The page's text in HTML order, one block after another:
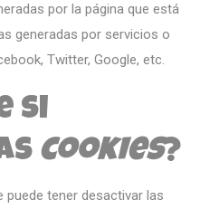
por la página que está
generadas por servicios o
Twitter, Google, etc.
si
cookies?
puede tener desactivar las